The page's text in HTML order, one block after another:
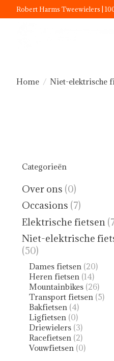
Robert Harms Tweewielers |
Home / Niet-elektrische
Categorieën
Over ons (0)
Occasions (7)
Elektrische fietsen
Niet-elektrische
(50)
Dames fietsen (20)
Heren fietsen (14)
Mountainbikes (26)
Transport fietsen (5)
Bakfietsen (4)
Ligfietsen (0)
Driewielers (3)
Racefietsen (2)
Vouwfietsen (0)